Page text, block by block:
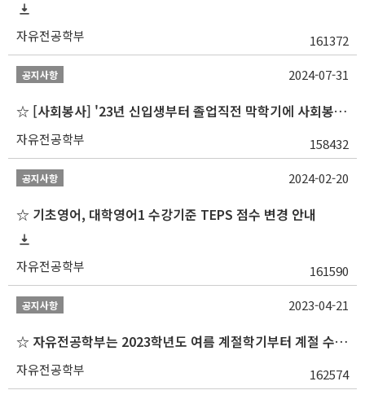
자유전공학부 161372
공지사항
☆ [사회봉사] '23년 신입생부터 졸업직전 막학기에 사회봉사1,2,3 수강 불가
자유전공학부 158432
2024-07-31
공지사항
☆ 기초영어, 대학영어1 수강기준 TEPS 점수 변경 안내
자유전공학부 161590
2024-02-20
공지사항
☆ 자유전공학부는 2023학년도 여름 계절학기부터 계절 수업을 개설하지 않습니다 ☆
자유전공학부 162574
2023-04-21